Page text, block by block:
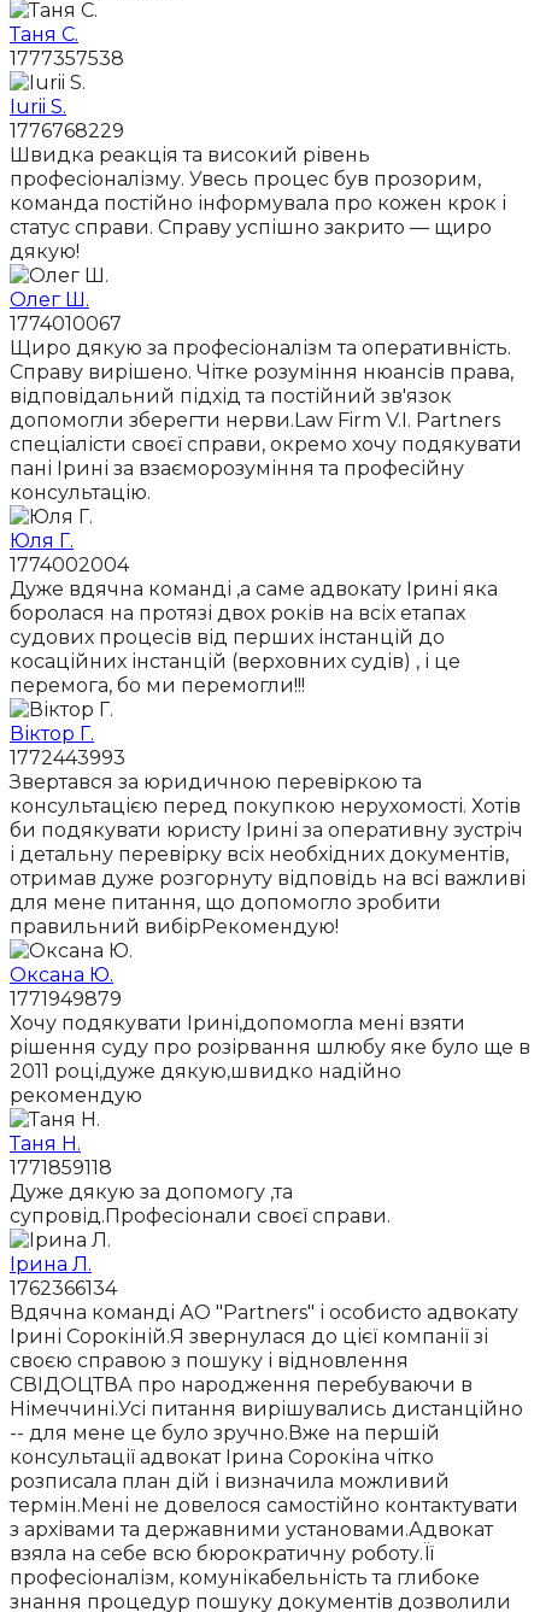
Таня С.
1777357538
Iurii S.
1776768229
Швидка реакція та високий рівень
професіоналізму. Увесь процес був прозорим,
команда постійно інформувала про кожен крок і
статус справи. Справу успішно закрито — щиро
дякую!
Олег Ш.
1774010067
Щиро дякую за професіоналізм та оперативність.
Справу вирішено. Чітке розуміння нюансів права,
відповідальний підхід та постійний зв'язок
допомогли зберегти нерви.Law Firm V.I. Partners
спеціалісти своєї справи, окремо хочу подякувати
пані Ірині за взаєморозуміння та професійну
консультацію.
Юля Г.
1774002004
Дуже вдячна команді ,а саме адвокату Ірині яка
боролася на протязі двох років на всіх етапах
судових процесів від перших інстанцій до
косаційних інстанцій (верховних судів) , і це
перемога, бо ми перемогли!!!
Віктор Г.
1772443993
Звертався за юридичною перевіркою та
консультацією перед покупкою нерухомості. Хотів
би подякувати юристу Ірині за оперативну зустріч
і детальну перевірку всіх необхідних документів,
отримав дуже розгорнуту відповідь на всі важливі
для мене питання, що допомогло зробити
правильний вибірРекомендую!
Оксана Ю.
1771949879
Хочу подякувати Ірині,допомогла мені взяти
рішення суду про розірвання шлюбу яке було ще в
2011 році,дуже дякую,швидко надійно
рекомендую
Таня Н.
1771859118
Дуже дякую за допомогу ,та
супровід.Професіонали своєї справи.
Ірина Л.
1762366134
Вдячна команді АО "Partners" і особисто адвокату
Ірині Сорокіній.Я звернулася до цієї компанії зі
своєю справою з пошуку і відновлення
СВІДОЦТВА про народження перебуваючи в
Німеччині.Усі питання вирішувались дистанційно
-- для мене це було зручно.Вже на першій
консультації адвокат Ірина Сорокіна чітко
розписала план дій і визначила можливий
термін.Мені не довелося самостійно контактувати
з архівами та державними установами.Адвокат
взяла на себе всю бюрократичну роботу.Її
професіоналізм, комунікабельність та глибоке
знання процедур пошуку документів дозволили